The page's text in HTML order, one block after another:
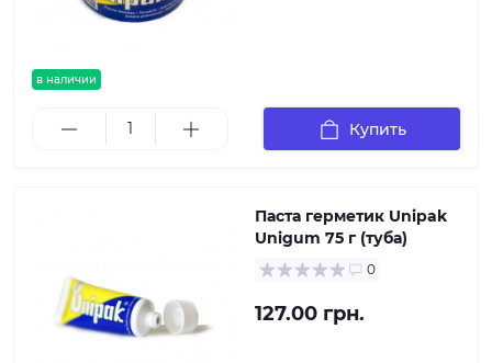
в наличии
Купить
Паста герметик Unipak
Unigum 75 г (туба)
0
127.00 грн.